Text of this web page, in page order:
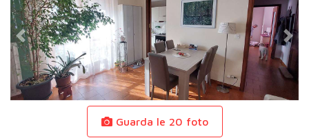
Previous
Guarda le 20 foto